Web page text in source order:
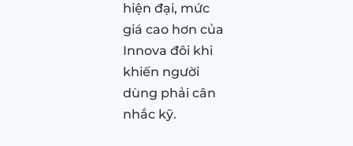
hiện đại, mức
giá cao hơn của
Innova đôi khi
khiến người
dùng phải cân
nhắc kỹ.